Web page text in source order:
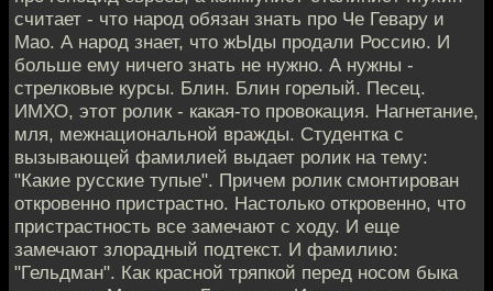
считает - что народ обязан знать про Че Гевару и
Мао. А народ знает, что жЫды продали Россию. И
больше ему ничего знать не нужно. А нужны -
стрелковые курсы. Блин. Блин горелый. Песец.
ИМХО, этот ролик - какая-то провокация. Нагнетание,
мля, межнациональной вражды. Студентка с
вызывающей фамилией выдает ролик на тему:
"Какие русские тупые". Причем ролик смонтирован
откровенно пристрастно. Настолько откровенно, что
пристрастность все замечают с ходу. И еще
замечают злорадный подтекст. И фамилию:
"Гельдман". Как красной тряпкой перед носом быка